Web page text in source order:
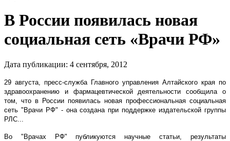
В России появилась новая
социальная сеть «Врачи РФ»
Дата публикации: 4 сентября, 2012
29 августа, пресс-служба Главного управления Алтайского края по
здравоохранению и фармацевтической деятельности сообщила о
том, что в России появилась новая профессиональная социальная
сеть "Врачи РФ" - она создана при поддержке издательской группы
РЛС...
Во "Врачах РФ" публикуются научные статьи, результаты